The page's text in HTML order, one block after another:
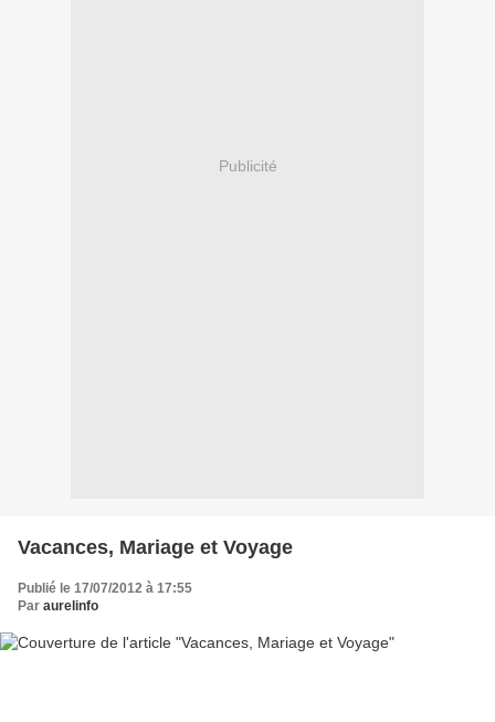
Publicité
Vacances, Mariage et Voyage
Publié le 17/07/2012 à 17:55
Par aurelinfo